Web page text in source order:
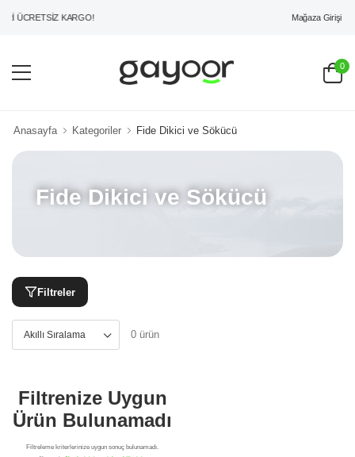
ÜCRETSİZ KARGO! Mağaza Girişi
0
Anasayfa Kategoriler Fide Dikici ve Sökücü
Fide Dikici ve Sökücü
Filtreler
0 ürün